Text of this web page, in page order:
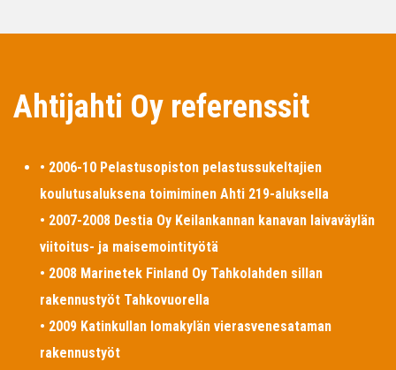
Ahtijahti Oy referenssit
• 2006-10 Pelastusopiston pelastussukeltajien
koulutusaluksena toimiminen Ahti 219-aluksella
• 2007-2008 Destia Oy Keilankannan kanavan laivaväylän
viitoitus- ja maisemointityötä
• 2008 Marinetek Finland Oy Tahkolahden sillan
rakennustyöt Tahkovuorella
• 2009 Katinkullan lomakylän vierasvenesataman
rakennustyöt